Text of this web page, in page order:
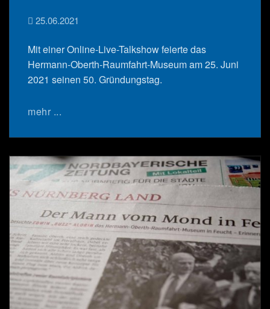
25.06.2021
Mit einer Online-Live-Talkshow feierte das
Hermann-Oberth-Raumfahrt-Museum am 25. Juni
2021 seinen 50. Gründungstag.
mehr ...